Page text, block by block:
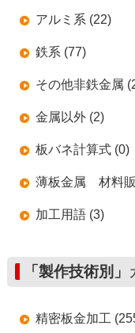
アルミ系 (22)
鉄系 (77)
その他非鉄金属
金属以外 (2)
板バネ計算式 (0)
薄板金属 材料
加工用語 (3)
「製作技術別」
精密板金加工